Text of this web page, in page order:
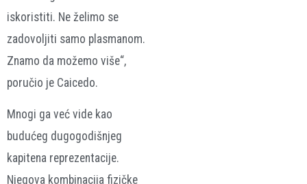
iskoristiti. Ne želimo se
zadovoljiti samo plasmanom.
Znamo da možemo više“,
poručio je Caicedo.
Mnogi ga već vide kao
budućeg dugogodišnjeg
kapitena reprezentacije.
Njegova kombinacija fizičke